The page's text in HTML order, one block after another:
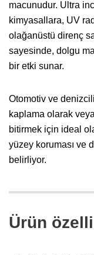
macunudur. Ultra
kimyasallara, UV
olağanüstü direnç
sayesinde, dolgu
bir etki sunar.
Otomotiv ve
kaplama olarak
bitirmek için ideal
yüzey koruması ve
belirliyor.
Ürün